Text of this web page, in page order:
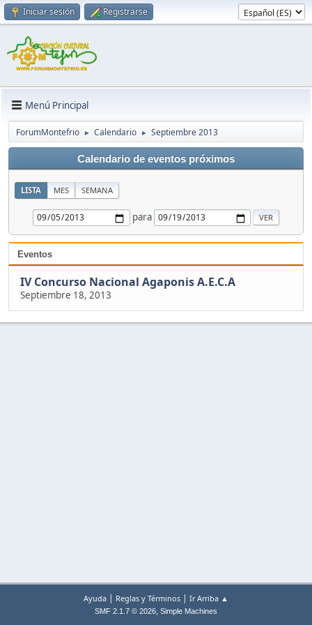
Iniciar sesión Registrarse
Menú Principal
ForumMontefrio ► Calendario ► Septiembre 2013
Calendario de eventos próximos
LISTA MES SEMANA
para
Eventos
IV Concurso Nacional Agaponis A.E.C.A
Septiembre 18, 2013
Ayuda | Reglas y Términos | Ir Arriba ▲
SMF 2.1.7 © 2026, Simple Machines